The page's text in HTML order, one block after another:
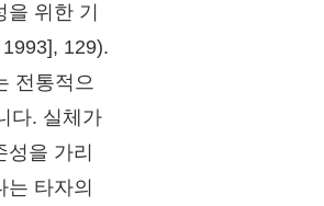
위한 기
129).
전통적으
다. 실체가
을 가리
타자의